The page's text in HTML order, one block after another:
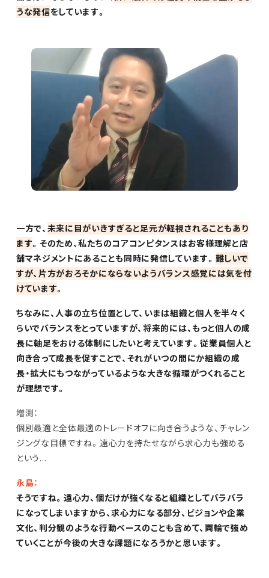
うな発信をしています。
一方で、 未来に目がいきすぎると足元が軽視されることもあり
ます。そのため、私たちのコアコンピタンスはお客様理解と店
舗マネジメントにあることも同時に発信しています。 難しいで
すが、片方がおろそかにならないようバランス感覚には気を付
けています。
ちなみに、人事の立ち位置として、いまは組織と個人を半々く
らいでバランスをとっていますが、将来的には、もっと個人の成
長に軸足をおける体制にしたいと考えています。従業員個人と
向き合って成長を促すことで、それがいつの間にか組織の成
長・拡大にもつながっているような大きな循環がつくれること
が理想です。
増渕：
個別最適と全体最適のトレードオフに向き合うような、チャレン
ジングな目標ですね。遠心力を持たせながら求心力も強める
という…
永島：
そうですね。遠心力、個だけが強くなると組織としてバラバラ
になってしまいますから、求心力になる部分、ビジョンや企業
文化、判分観のような行動ベースのことも含めて、両輪で強め
ていくことが今後の大きな課題になろうかと思います。